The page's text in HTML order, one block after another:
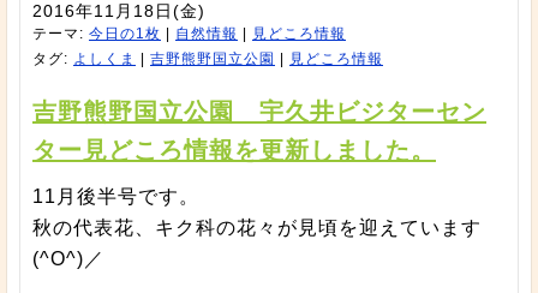
2016年11月18日(金)
テーマ: 今日の1枚 自然情報
見どころ情報
タグ: よしくま 吉野熊野国立公園 見どころ情報
吉野熊野国立公園 宇久井ビジターセン
ター見どころ情報を更新しました。
11月後半号です。
秋の代表花、キク科の花々が見頃を迎えています
(^O^)／